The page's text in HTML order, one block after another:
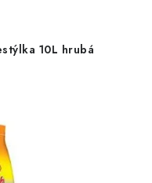
10L hrubá